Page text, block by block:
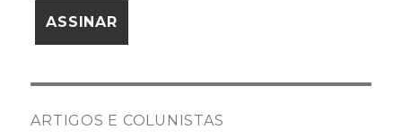
ARTIGOS E COLUNISTAS